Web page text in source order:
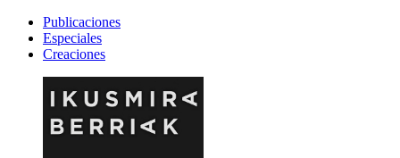
Publicaciones
Especiales
Creaciones